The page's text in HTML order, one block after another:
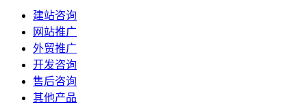
建站咨询
网站推广
外贸推广
开发咨询
售后咨询
其他产品